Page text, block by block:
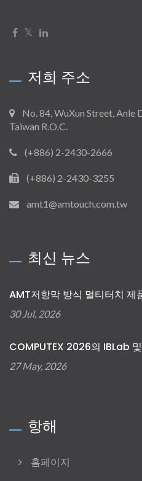
저희 주소
No. 84, WuXun Street,
Taiwan R.O.C.
(+886) 2-2430-2666
(+886) 2-2430-3255
amt1@amtouch.com.tw
최신 뉴스
AMT저항막 방식 멀티터치 제
30 Jul, 2026
COMPUTEX 2026의 IBLab
27 May, 2026
항해
홈페이지